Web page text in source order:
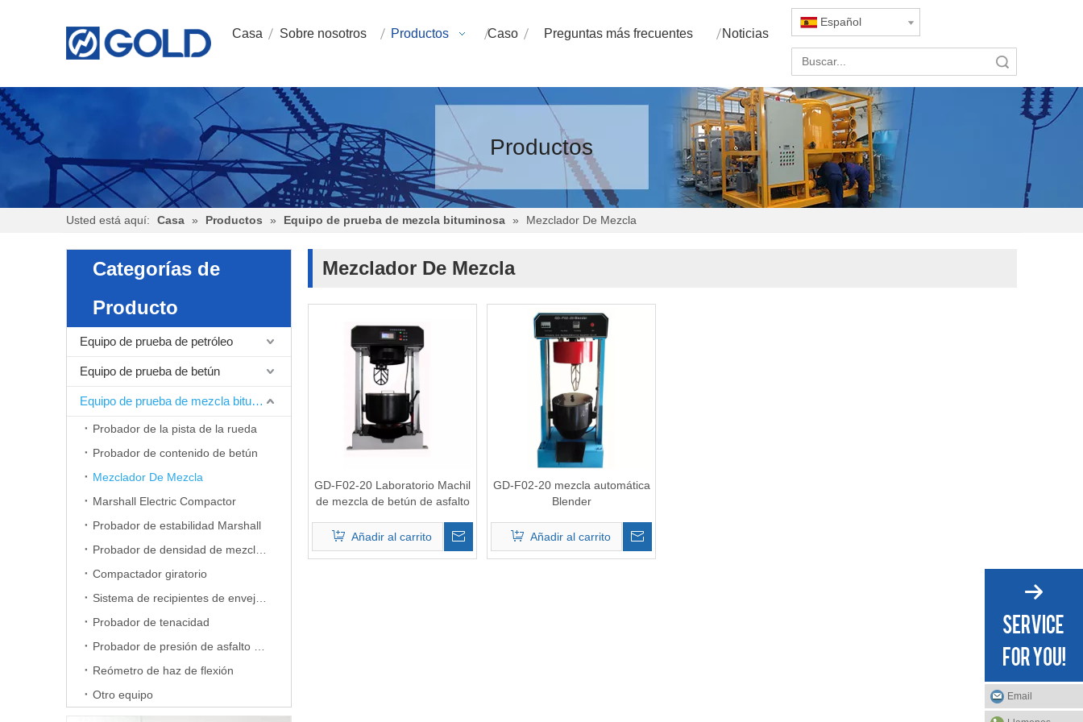
Casa Sobre nosotros Productos Caso Preguntas más frecuentes Noticias
Español
Productos
Usted está aquí: Casa » Productos » Equipo de prueba de mezcla bituminosa » Mezclador De Mezcla
Categorías de
Producto
Equipo de prueba de petróleo
Equipo de prueba de betún
Equipo de prueba de mezcla bituminosa
Probador de la pista de la rueda
Probador de contenido de betún
Mezclador De Mezcla
Marshall Electric Compactor
Probador de estabilidad Marshall
Compactador giratorio
Probador de tenacidad
Reómetro de haz de flexión
Otro equipo
Mezclador De Mezcla
GD-F02-20 Laboratorio Machil
de mezcla de betún de asfalto
Añadir al carrito
GD-F02-20 mezcla automática
Blender
Añadir al carrito
Email